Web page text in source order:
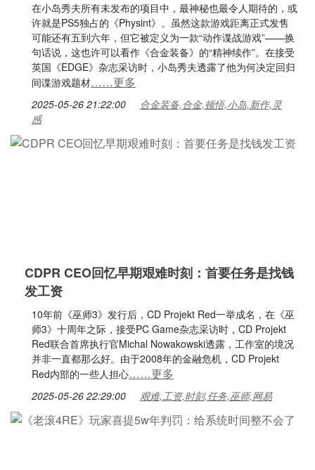
在小岛秀夫所有未发布的项目中，最神秘也最令人期待的，或
许就是PS5独占的《Physint》。虽然这款游戏距离正式发售
可能还有五到六年，但它被定义为一款“动作谍战游戏”——换
句话说，这也许可以看作《合金装备》的“精神续作”。在接受
英国《EDGE》杂志采访时，小岛秀夫透露了他为何决定回归
间谍游戏题材……更多
2025-05-26 21:22:00
合金装备,合金,顿悟,小岛,新作,灵
感
CDPR CEO回忆早期艰难时刻：首要任务是找钱
发工资
10年前《巫师3》发行后，CD Projekt Red一举成名，在《巫
师3》十周年之际，接受PC Game杂志采访时，CD Projekt
Red联合首席执行官Michal Nowakowski透露，工作室的境况
并非一直都那么好。由于2008年的金融危机，CD Projekt
Red内部的一些人担心……更多
2025-05-26 22:29:00 艰难,工资,时刻,任务,巫师,网易